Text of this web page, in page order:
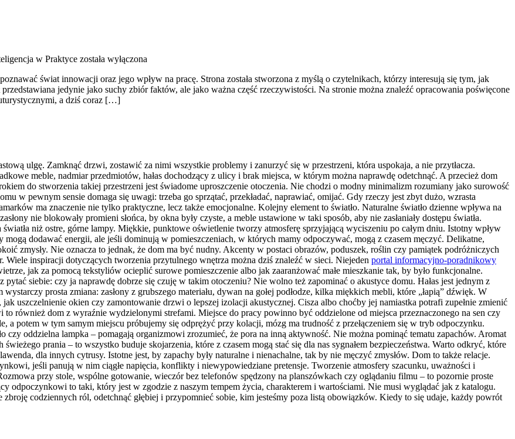
w Praktyce została wyłączona
świat innowacji oraz jego wpływ na pracę. Strona została stworzona z myślą o czytelnikach, którzy interesują się tym, jak
jedynie jako suchy zbiór faktów, ale jako ważna część rzeczywistości. Na stronie można znaleźć opracowania poświęcone
a dziś coraz […]
ulgę. Zamknąć drzwi, zostawić za nimi wszystkie problemy i zanurzyć się w przestrzeni, która uspokaja, a nie przytłacza.
meble, nadmiar przedmiotów, hałas dochodzący z ulicy i brak miejsca, w którym można naprawdę odetchnąć. A przecież dom
do stworzenia takiej przestrzeni jest świadome uproszczenie otoczenia. Nie chodzi o modny minimalizm rozumiany jako surowość
w pewnym sensie domaga się uwagi: trzeba go sprzątać, przekładać, naprawiać, omijać. Gdy rzeczy jest zbyt dużo, wzrasta
ma znaczenie nie tylko praktyczne, lecz także emocjonalne. Kolejny element to światło. Naturalne światło dzienne wpływa na
nie blokowały promieni słońca, by okna były czyste, a meble ustawione w taki sposób, aby nie zasłaniały dostępu światła.
światła niż ostre, górne lampy. Miękkie, punktowe oświetlenie tworzy atmosferę sprzyjającą wyciszeniu po całym dniu. Istotny wpływ
dodawać energii, ale jeśli dominują w pomieszczeniach, w których mamy odpoczywać, mogą z czasem męczyć. Delikatne,
zmysły. Nie oznacza to jednak, że dom ma być nudny. Akcenty w postaci obrazów, poduszek, roślin czy pamiątek podróżniczych
inspiracji dotyczących tworzenia przytulnego wnętrza można dziś znaleźć w sieci. Niejeden portal informacyjno-poradnikowy
jak za pomocą tekstyliów ocieplić surowe pomieszczenie albo jak zaaranżować małe mieszkanie tak, by było funkcjonalne.
siebie: czy ja naprawdę dobrze się czuję w takim otoczeniu? Nie wolno też zapominać o akustyce domu. Hałas jest jednym z
prosta zmiana: zasłony z grubszego materiału, dywan na gołej podłodze, kilka miękkich mebli, które „łapią” dźwięk. W
uszczelnienie okien czy zamontowanie drzwi o lepszej izolacji akustycznej. Cisza albo choćby jej namiastka potrafi zupełnie zmienić
również dom z wyraźnie wydzielonymi strefami. Miejsce do pracy powinno być oddzielone od miejsca przeznaczonego na sen czy
a potem w tym samym miejscu próbujemy się odprężyć przy kolacji, mózg ma trudność z przełączeniem się w tryb odpoczynku.
czy oddzielna lampka – pomagają organizmowi zrozumieć, że pora na inną aktywność. Nie można pominąć tematu zapachów. Aromat
prania – to wszystko buduje skojarzenia, które z czasem mogą stać się dla nas sygnałem bezpieczeństwa. Warto odkryć, które
dla innych cytrusy. Istotne jest, by zapachy były naturalne i nienachalne, tak by nie męczyć zmysłów. Dom to także relacje.
jeśli panują w nim ciągłe napięcia, konflikty i niewypowiedziane pretensje. Tworzenie atmosfery szacunku, uważności i
przy stole, wspólne gotowanie, wieczór bez telefonów spędzony na planszówkach czy oglądaniu filmu – to pozornie proste
odpoczynkowi to taki, który jest w zgodzie z naszym tempem życia, charakterem i wartościami. Nie musi wyglądać jak z katalogu.
codziennych ról, odetchnąć głębiej i przypomnieć sobie, kim jesteśmy poza listą obowiązków. Kiedy to się udaje, każdy powrót